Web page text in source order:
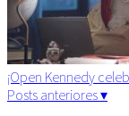
¡Open Kennedy
Posts anteriores ▾